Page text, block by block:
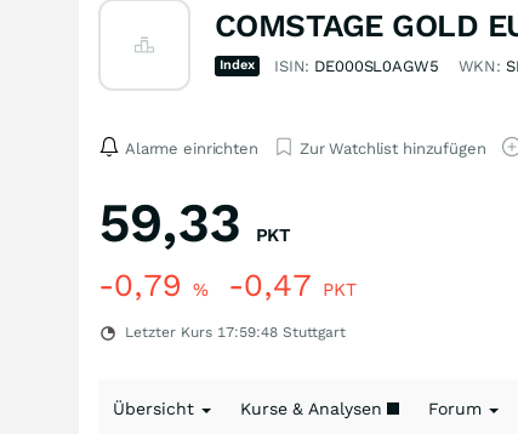
COMSTAGE GOLD
Index ISIN: DE000SL0AGW5 WKN:
Alarme einrichten Zur Watchlist hinzufügen
59,33 PKT
-0,79 % -0,47 PKT
Letzter Kurs 17:59:48 Stuttgart
Übersicht Kurse & Analysen Forum